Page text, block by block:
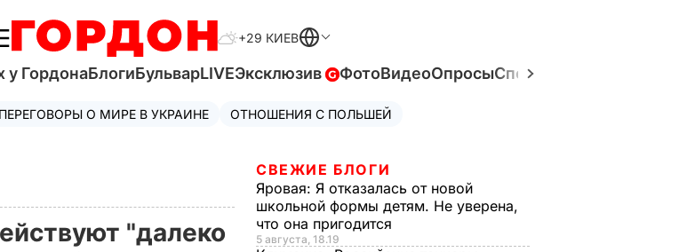
+29 КИЕВ
у ГордонаБлогиБульварLIVEЭксклюзив ФотоВидеоОпросыСпецпроекты
ПЕРЕГОВОРЫ О МИРЕ В УКРАИНЕ ОТНОШЕНИЯ С ПОЛЬШЕЙ
"далеко
СВЕЖИЕ БЛОГИ
Яровая: Я отказалась от новой
школьной формы детям. Не уверена,
что она пригодится
5 августа, 18.19